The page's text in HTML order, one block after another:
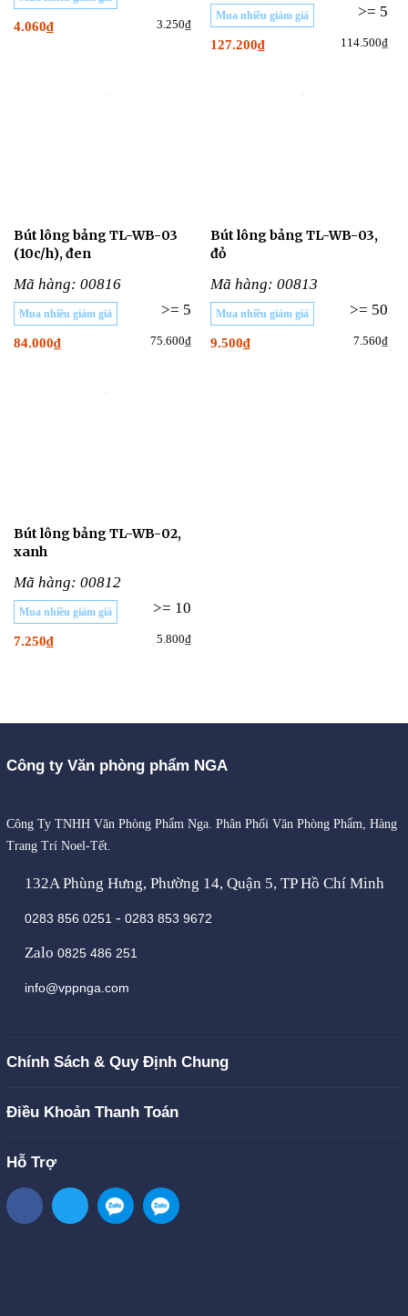
4.060₫ 3.250₫
Mua nhiều giảm giá >= 5
127.200₫ 114.500₫
Bút lông bảng TL-WB-03
(10c/h), đen
Mã hàng: 00816
Mua nhiều giảm giá >= 5
84.000₫ 75.600₫
Bút lông bảng TL-WB-03,
đỏ
Mã hàng: 00813
Mua nhiều giảm giá >= 50
9.500₫ 7.560₫
Bút lông bảng TL-WB-02,
xanh
Mã hàng: 00812
Mua nhiều giảm giá >= 10
7.250₫ 5.800₫
Công ty Văn phòng phẩm NGA
Công Ty TNHH Văn Phòng Phẩm Nga. Phân Phối Văn Phòng Phẩm, Hàng
Trang Trí Noel-Tết.
132A Phùng Hưng, Phường 14, Quận 5, TP Hồ Chí Minh
0283 856 0251 - 0283 853 9672
Zalo 0825 486 251
info@vppnga.com
Chính Sách & Quy Định Chung
Điều Khoản Thanh Toán
Hỗ Trợ